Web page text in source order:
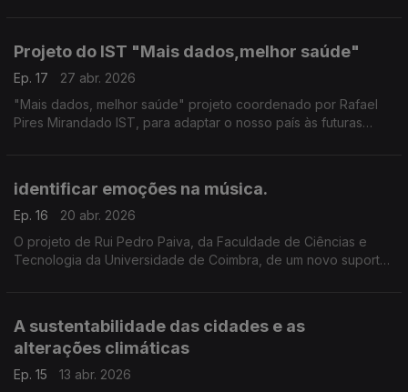
Projeto do IST "Mais dados,melhor saúde"
Ep. 17
27 abr. 2026
"Mais dados, melhor saúde" projeto coordenado por Rafael
Pires Mirandado IST, para adaptar o nosso país às futuras
identificar emoções na música.
Ep. 16
20 abr. 2026
O projeto de Rui Pedro Paiva, da Faculdade de Ciências e
Tecnologia da Universidade de Coimbra, de um novo suporte
A sustentabilidade das cidades e as
alterações climáticas
Ep. 15
13 abr. 2026